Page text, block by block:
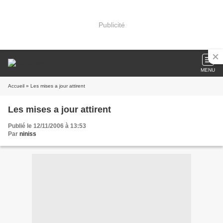
Publicité
MENU
Accueil » Les mises a jour attirent
Les mises a jour attirent
Publié le 12/11/2006 à 13:53
Par niniss